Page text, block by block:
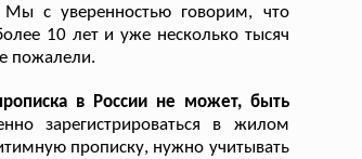
Мы с уверенностью говорим, что
10 лет и уже несколько тысяч
пожалели.
в России не может, быть
зарегистрироваться в жилом
прописку, нужно учитывать